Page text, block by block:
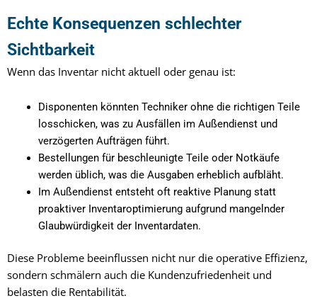
Echte Konsequenzen schlechter
Sichtbarkeit
Wenn das Inventar nicht aktuell oder genau ist:
Disponenten könnten Techniker ohne die richtigen Teile
losschicken, was zu Ausfällen im Außendienst und
verzögerten Aufträgen führt.
Bestellungen für beschleunigte Teile oder Notkäufe
werden üblich, was die Ausgaben erheblich aufbläht.
Im Außendienst entsteht oft reaktive Planung statt
proaktiver Inventaroptimierung aufgrund mangelnder
Glaubwürdigkeit der Inventardaten.
Diese Probleme beeinflussen nicht nur die operative Effizienz,
sondern schmälern auch die Kundenzufriedenheit und
belasten die Rentabilität.